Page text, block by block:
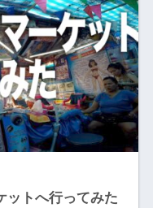
ットへ行ってみた